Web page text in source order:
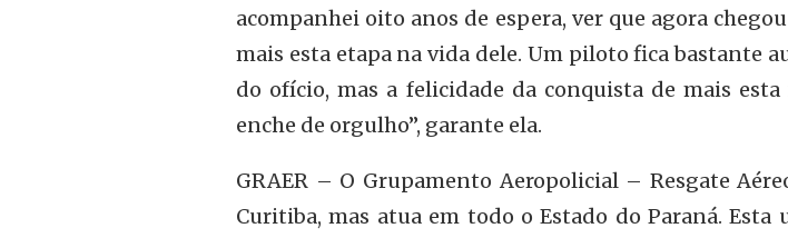
acompanhei oito anos de espera, ver que agora
mais esta etapa na vida dele. Um piloto fica bastante
do ofício, mas a felicidade da conquista de mais
enche de orgulho”, garante ela.
GRAER – O Grupamento Aeropolicial – Resgate
Curitiba, mas atua em todo o Estado do Paraná. Esta